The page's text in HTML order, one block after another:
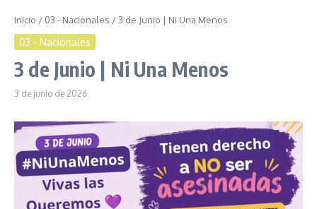
Inicio / 03 - Nacionales / 3 de Junio | Ni Una Menos
03 - Nacionales
3 de Junio | Ni Una Menos
3 de junio de 2026